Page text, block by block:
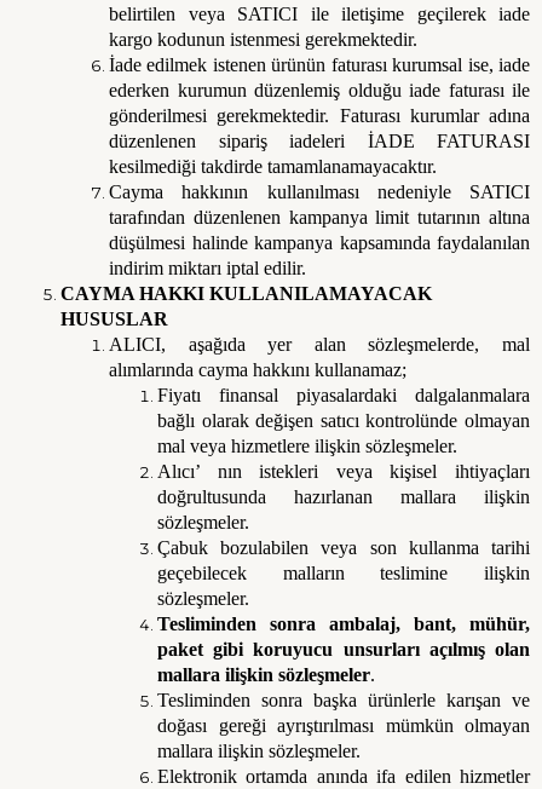
belirtilen veya SATICI ile iletişime geçilerek iade
kargo kodunun istenmesi gerekmektedir.
İade edilmek istenen ürünün faturası kurumsal ise, iade
ederken kurumun düzenlemiş olduğu iade faturası ile
gönderilmesi gerekmektedir. Faturası kurumlar adına
düzenlenen sipariş iadeleri İADE FATURASI
kesilmediği takdirde tamamlanamayacaktır.
Cayma hakkının kullanılması nedeniyle SATICI
tarafından düzenlenen kampanya limit tutarının altına
düşülmesi halinde kampanya kapsamında faydalanılan
indirim miktarı iptal edilir.
CAYMA HAKKI KULLANILAMAYACAK
HUSUSLAR
ALICI, aşağıda yer alan sözleşmelerde, mal
alımlarında cayma hakkını kullanamaz;
Fiyatı finansal piyasalardaki dalgalanmalara
bağlı olarak değişen satıcı kontrolünde olmayan
mal veya hizmetlere ilişkin sözleşmeler.
Alıcı’ nın istekleri veya kişisel ihtiyaçları
doğrultusunda hazırlanan mallara ilişkin
sözleşmeler.
Çabuk bozulabilen veya son kullanma tarihi
geçebilecek malların teslimine ilişkin
sözleşmeler.
Tesliminden sonra ambalaj, bant, mühür,
paket gibi koruyucu unsurları açılmış olan
mallara ilişkin sözleşmeler.
Tesliminden sonra başka ürünlerle karışan ve
doğası gereği ayrıştırılması mümkün olmayan
mallara ilişkin sözleşmeler.
Elektronik ortamda anında ifa edilen hizmetler